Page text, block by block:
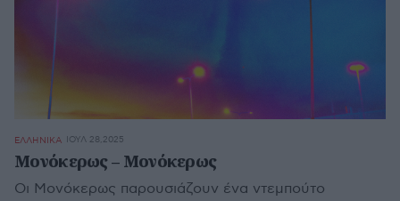
ΕΛΛΗΝΙΚΑ ΙΟΥΛ 28,2025
Μονόκερως – Μονόκερως
Οι Μονόκερως παρουσιάζουν ένα ντεμπούτο